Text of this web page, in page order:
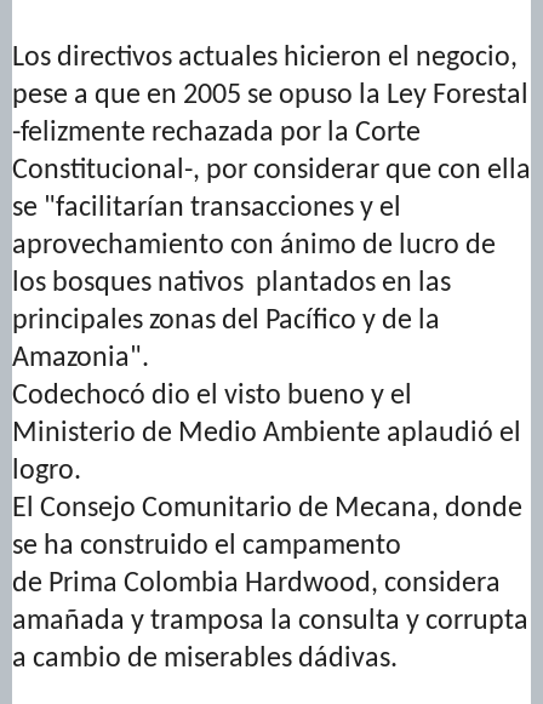
Los directivos actuales hicieron el negocio,
pese a que en 2005 se opuso la Ley Forestal
-felizmente rechazada por la Corte
Constitucional-, por considerar que con ella
se "facilitarían transacciones y el
aprovechamiento con ánimo de lucro de
los bosques nativos plantados en las
principales zonas del Pacífico y de la
Amazonia".
Codechocó dio el visto bueno y el
Ministerio de Medio Ambiente aplaudió el
logro.
El Consejo Comunitario de Mecana, donde
se ha construido el campamento
de Prima Colombia Hardwood, considera
amañada y tramposa la consulta y corrupta
a cambio de miserables dádivas.